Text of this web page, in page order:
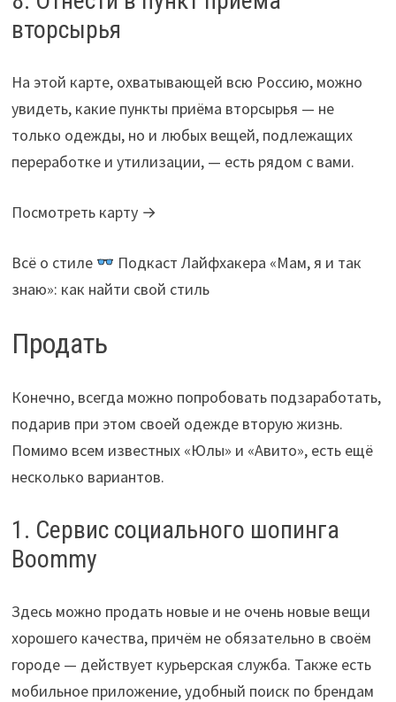
вторсырья
На этой карте, охватывающей всю Россию, можно
увидеть, какие пункты приёма вторсырья — не
только одежды, но и любых вещей, подлежащих
переработке и утилизации, — есть рядом с вами.
Посмотреть карту →
Всё о стиле
Подкаст Лайфхакера «Мам, я и так
знаю»: как найти свой стиль
Продать
Конечно, всегда можно попробовать подзаработать,
подарив при этом своей одежде вторую жизнь.
Помимо всем известных «Юлы» и «Авито», есть ещё
несколько вариантов.
1. Сервис социального шопинга
Boommy
Здесь можно продать новые и не очень новые вещи
хорошего качества, причём не обязательно в своём
городе — действует курьерская служба. Также есть
мобильное приложение, удобный поиск по брендам